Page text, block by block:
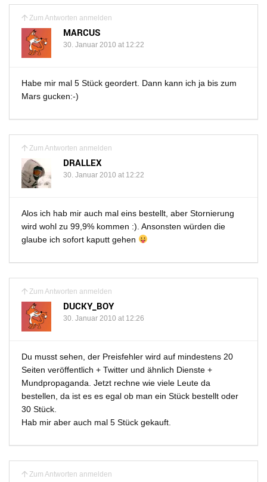
Zum Antworten anmelden
MARCUS
30. Januar 2010 at 12:22
Habe mir mal 5 Stück geordert. Dann kann ich ja bis zum
Mars gucken:-)
Zum Antworten anmelden
DRALLEX
30. Januar 2010 at 12:22
Alos ich hab mir auch mal eins bestellt, aber Stornierung
wird wohl zu 99,9% kommen :). Ansonsten würden die
glaube ich sofort kaputt gehen
Zum Antworten anmelden
DUCKY_BOY
30. Januar 2010 at 12:26
Du musst sehen, der Preisfehler wird auf mindestens 20
Seiten veröffentlich + Twitter und ähnlich Dienste +
Mundpropaganda. Jetzt rechne wie viele Leute da
bestellen, da ist es es egal ob man ein Stück bestellt oder
30 Stück.
Hab mir aber auch mal 5 Stück gekauft.
Zum Antworten anmelden